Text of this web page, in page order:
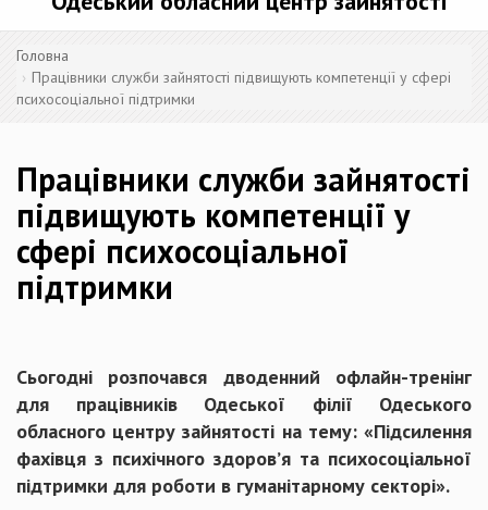
Головна
Працівники служби зайнятості підвищують компетенції у сфері
психосоціальної підтримки
Працівники служби зайнятості
підвищують компетенції у
сфері психосоціальної
підтримки
Сьогодні розпочався дводенний офлайн-тренінг
для працівників Одеської філії Одеського
обласного центру зайнятості на тему: «Підсилення
фахівця з психічного здоровʼя та психосоціальної
підтримки для роботи в гуманітарному секторі».